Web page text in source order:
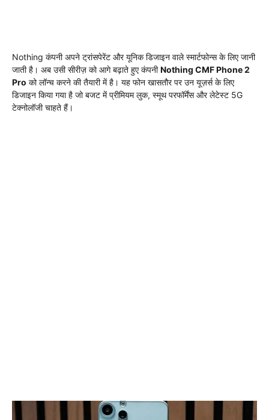
Nothing कंपनी अपने ट्रांसपेरेंट और यूनिक डिजाइन वाले स्मार्टफोन्स के लिए जानी
जाती है। अब उसी सीरीज़ को आगे बढ़ाते हुए कंपनी Nothing CMF Phone 2
Pro को लॉन्च करने की तैयारी में है। यह फोन खासतौर पर उन यूज़र्स के लिए
डिजाइन किया गया है जो बजट में प्रीमियम लुक, स्मूथ परफॉर्मेंस और लेटेस्ट 5G
टेक्नोलॉजी चाहते हैं।